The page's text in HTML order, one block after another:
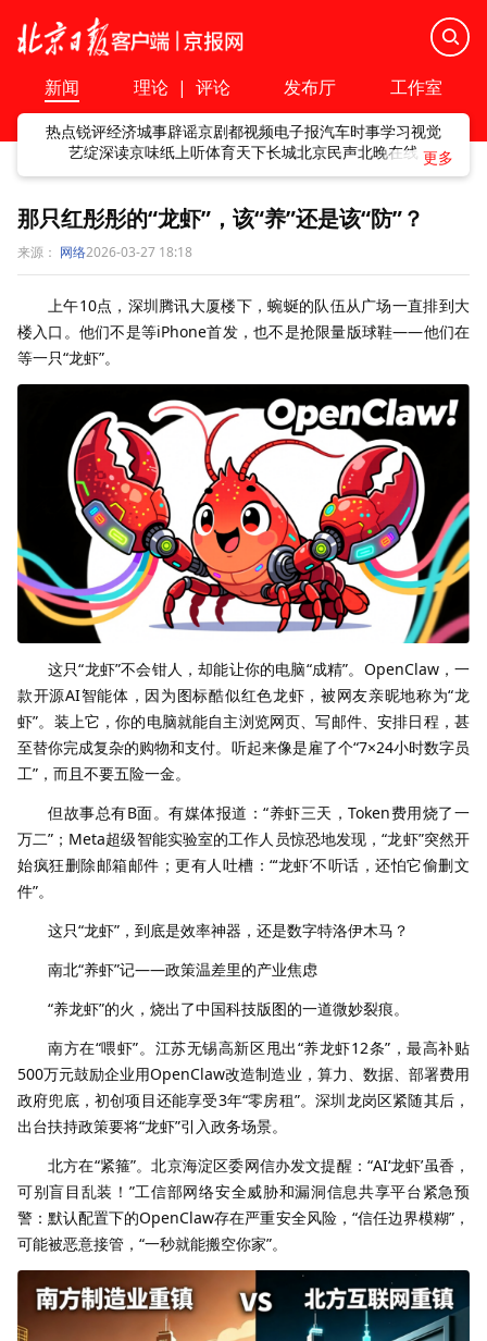
新闻 理论 | 评论 发布厅 工作室
热点锐评经济城事辟谣京剧都视频电子报汽车时事学习视觉
艺绽深读京味纸上听体育天下长城北京民声北晚在线
那只红彤彤的“龙虾”，该“养”还是该“防”？
来源： 网络2026-03-27 18:18
上午10点，深圳腾讯大厦楼下，蜿蜒的队伍从广场一直排到大
楼入口。他们不是等iPhone首发，也不是抢限量版球鞋——他们在
等一只“龙虾”。
这只“龙虾”不会钳人，却能让你的电脑“成精”。OpenClaw，一
款开源AI智能体，因为图标酷似红色龙虾，被网友亲昵地称为“龙
虾”。装上它，你的电脑就能自主浏览网页、写邮件、安排日程，甚
至替你完成复杂的购物和支付。听起来像是雇了个“7×24小时数字员
工”，而且不要五险一金。
但故事总有B面。有媒体报道：“养虾三天，Token费用烧了一
万二”；Meta超级智能实验室的工作人员惊恐地发现，“龙虾”突然开
始疯狂删除邮箱邮件；更有人吐槽：“‘龙虾’不听话，还怕它偷删文
件”。
这只“龙虾”，到底是效率神器，还是数字特洛伊木马？
南北“养虾”记——政策温差里的产业焦虑
“养龙虾”的火，烧出了中国科技版图的一道微妙裂痕。
南方在“喂虾”。江苏无锡高新区甩出“养龙虾12条”，最高补贴
500万元鼓励企业用OpenClaw改造制造业，算力、数据、部署费用
政府兜底，初创项目还能享受3年“零房租”。深圳龙岗区紧随其后，
出台扶持政策要将“龙虾”引入政务场景。
北方在“紧箍”。北京海淀区委网信办发文提醒：“AI‘龙虾’虽香，
可别盲目乱装！”工信部网络安全威胁和漏洞信息共享平台紧急预
警：默认配置下的OpenClaw存在严重安全风险，“信任边界模糊”，
可能被恶意接管，“一秒就能搬空你家”。